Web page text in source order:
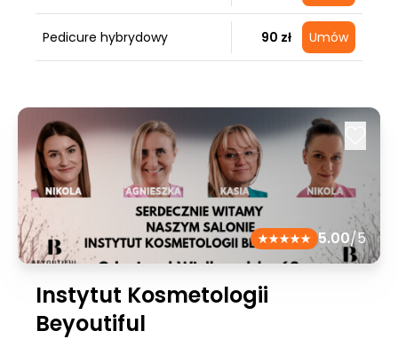
Pedicure hybrydowy 90 zł Umów
5.00/5
Instytut Kosmetologii
Beyoutiful